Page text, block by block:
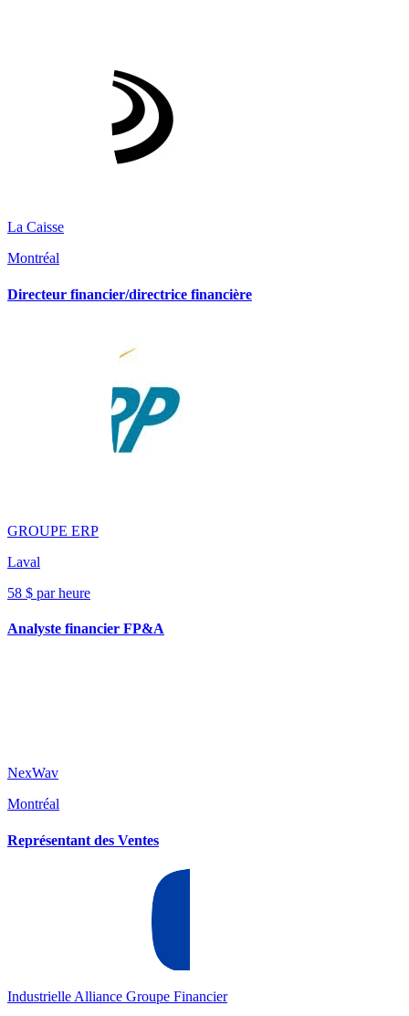
La Caisse
Montréal
Directeur financier/directrice financière
GROUPE ERP
Laval
58 $ par heure
Analyste financier FP&A
NexWav
Montréal
Représentant des Ventes
Industrielle Alliance Groupe Financier